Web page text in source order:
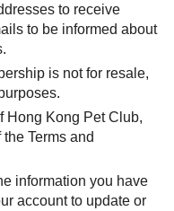
to receive
to be informed about
is not for resale,
Hong Kong Pet Club,
Terms and
information you have
account to update or